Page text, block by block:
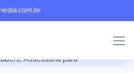
,Assessoria para